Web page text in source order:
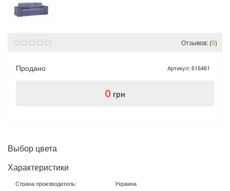
Отзывов: (0)
Продано Артикул: 616461
0 грн
Выбор цвета
Характеристики
Страна производитель: Украина